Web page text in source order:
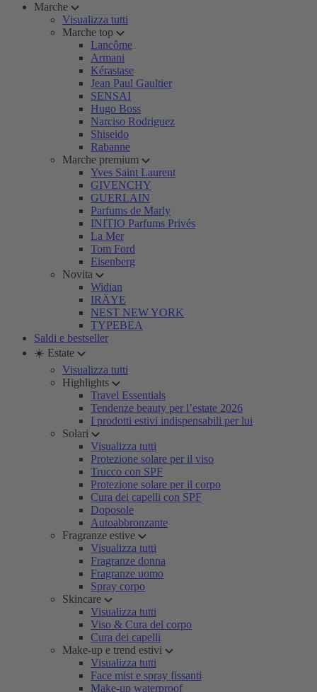
Marche
Visualizza tutti
Marche top
Lancôme
Armani
Kérastase
Jean Paul Gaultier
SENSAI
Hugo Boss
Narciso Rodriguez
Shiseido
Rabanne
Marche premium
Yves Saint Laurent
GIVENCHY
GUERLAIN
Parfums de Marly
INITIO Parfums Privés
La Mer
Tom Ford
Eisenberg
Novita
Widian
IRÄYE
NEST NEW YORK
TYPEBEA
Saldi e bestseller
☀️ Estate
Visualizza tutti
Highlights
Travel Essentials
Tendenze beauty per l’estate 2026
I prodotti estivi indispensabili per lui
Solari
Visualizza tutti
Protezione solare per il viso
Trucco con SPF
Protezione solare per il corpo
Cura dei capelli con SPF
Doposole
Autoabbronzante
Fragranze estive
Visualizza tutti
Fragranze donna
Fragranze uomo
Spray corpo
Skincare
Visualizza tutti
Viso & Cura del corpo
Cura dei capelli
Make-up e trend estivi
Visualizza tutti
Face mist e spray fissanti
Make-up waterproof